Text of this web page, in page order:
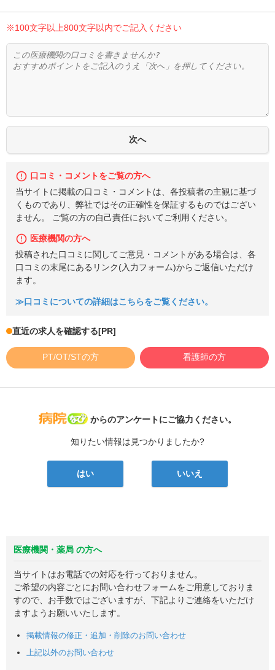
※100文字以上800文字以内でご記入ください
口コミ・コメントをご覧の方へ
当サイトに掲載の口コミ・コメントは、各投稿者の主観に基づ
くものであり、弊社ではその正確性を保証するものではござい
ません。 ご覧の方の自己責任においてご利用ください。
医療機関の方へ
投稿された口コミに関してご意見・コメントがある場合は、各
口コミの末尾にあるリンク(入力フォーム)からご返信いただけ
ます。
≫口コミについての詳細はこちらをご覧ください。
直近の求人を確認する[PR]
PT/OT/STの方 看護師の方
病院なび
からのアンケートにご協力ください。
知りたい情報は見つかりましたか?
はい いいえ
医療機関・薬局 の方へ
当サイトはお電話での対応を行っておりません。
ご希望の内容ごとにお問い合わせフォームをご用意しておりま
すので、お手数ではございますが、下記よりご連絡をいただけ
ますようお願いいたします。
掲載情報の修正・追加・削除のお問い合わせ
上記以外のお問い合わせ